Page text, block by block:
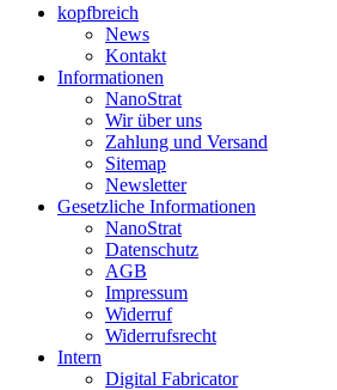
kopfbreich
News
Kontakt
Informationen
NanoStrat
Wir über uns
Zahlung und Versand
Sitemap
Newsletter
Gesetzliche Informationen
NanoStrat
Datenschutz
AGB
Impressum
Widerruf
Widerrufsrecht
Intern
Digital Fabricator